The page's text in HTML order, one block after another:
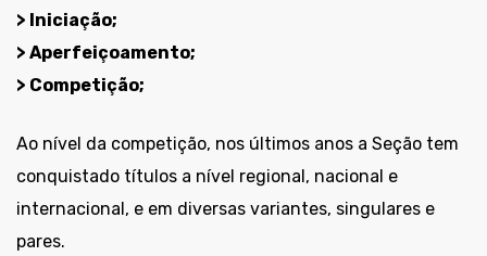
> Iniciação;
> Aperfeiçoamento;
> Competição;
Ao nível da competição, nos últimos anos a Seção tem
conquistado títulos a nível regional, nacional e
internacional, e em diversas variantes, singulares e
pares.